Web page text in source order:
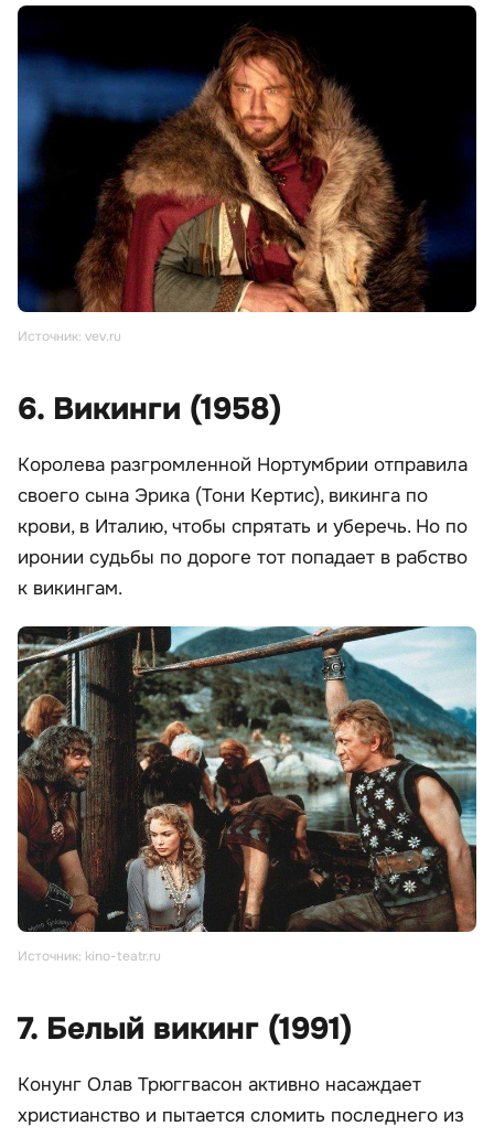
Источник: vev.ru
6. Викинги (1958)
Королева разгромленной Нортумбрии отправила
своего сына Эрика (Тони Кертис), викинга по
крови, в Италию, чтобы спрятать и уберечь. Но по
иронии судьбы по дороге тот попадает в рабство
к викингам.
Источник: kino-teatr.ru
7. Белый викинг (1991)
Конунг Олав Трюггвасон активно насаждает
христианство и пытается сломить последнего из